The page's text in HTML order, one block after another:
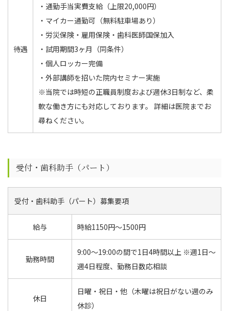
待遇
・通勤手当実費支給（上限20,000円）
・マイカー通勤可（無料駐車場あり）
・労災保険・雇用保険・歯科医師国保加入
・試用期間3ヶ月（同条件）
・個人ロッカー完備
・外部講師を招いた院内セミナー実施
※当院では時短の正職員制度および週休3日制など、柔
軟な働き方にも対応しております。 詳細は医院までお
尋ねください。
受付・歯科助手（パート）
受付・歯科助手（パート）募集要項
給与 時給1150円〜1500円
勤務時間
9:00〜19:00の間で1日4時間以上 ※週1日〜
週4日程度、勤務日数応相談
休日
日曜・祝日・他（木曜は祝日がない週のみ
休診）